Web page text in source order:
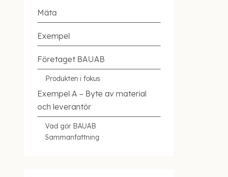
Mäta
Exempel
Företaget BAUAB
Produkten i fokus
Exempel A – Byte av material
och leverantör
Vad gör BAUAB
Sammanfattning